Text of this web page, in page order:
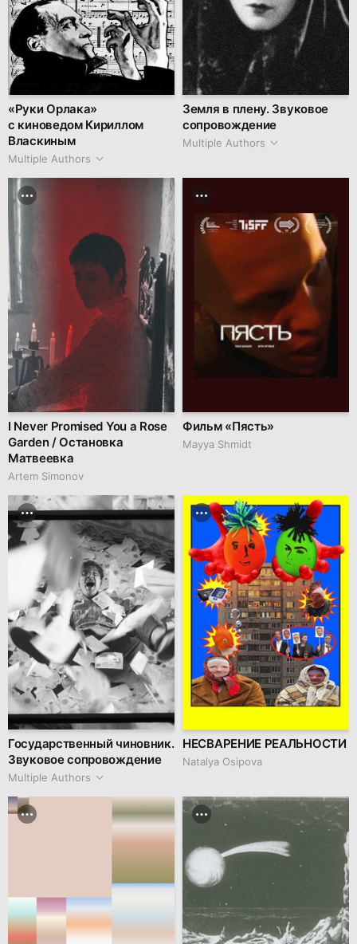
«Руки Орлака»
с киноведом Кириллом
Власкиным
Multiple Authors
Земля в плену. Звуковое
сопровождение
Multiple Authors
I Never Promised You a Rose
Garden / Остановка
Матвеевка
Artem Simonov
Фильм «Пясть»
Mayya Shmidt
Государственный чиновник.
Звуковое сопровождение
Multiple Authors
НЕСВАРЕНИЕ РЕАЛЬНОСТИ
Natalya Osipova